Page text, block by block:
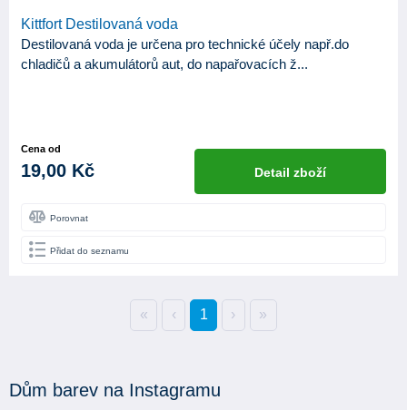
Kittfort Destilovaná voda
Destilovaná voda je určena pro technické účely např.do
chladičů a akumulátorů aut, do napařovacích ž...
Cena od
19,00 Kč Detail zboží
Porovnat
Přidat do seznamu
« ‹ 1 › »
Dům barev na Instagramu